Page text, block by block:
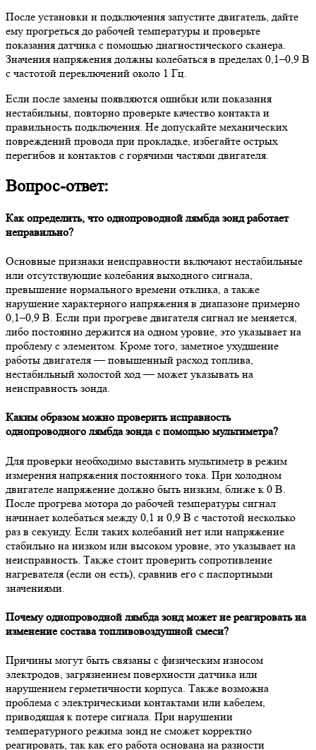
После установки и подключения запустите двигатель, дайте
ему прогреться до рабочей температуры и проверьте
показания датчика с помощью диагностического сканера.
Значения напряжения должны колебаться в пределах 0,1–0,9 В
с частотой переключений около 1 Гц.
Если после замены появляются ошибки или показания
нестабильны, повторно проверьте качество контакта и
правильность подключения. Не допускайте механических
повреждений провода при прокладке, избегайте острых
перегибов и контактов с горячими частями двигателя.
Вопрос-ответ:
Как определить, что однопроводной лямбда зонд работает
неправильно?
Основные признаки неисправности включают нестабильные
или отсутствующие колебания выходного сигнала,
превышение нормального времени отклика, а также
нарушение характерного напряжения в диапазоне примерно
0,1–0,9 В. Если при прогреве двигателя сигнал не меняется,
либо постоянно держится на одном уровне, это указывает на
проблему с элементом. Кроме того, заметное ухудшение
работы двигателя — повышенный расход топлива,
нестабильный холостой ход — может указывать на
неисправность зонда.
Каким образом можно проверить исправность
однопроводного лямбда зонда с помощью мультиметра?
Для проверки необходимо выставить мультиметр в режим
измерения напряжения постоянного тока. При холодном
двигателе напряжение должно быть низким, ближе к 0 В.
После прогрева мотора до рабочей температуры сигнал
начинает колебаться между 0,1 и 0,9 В с частотой несколько
раз в секунду. Если таких колебаний нет или напряжение
стабильно на низком или высоком уровне, это указывает на
неисправность. Также стоит проверить сопротивление
нагревателя (если он есть), сравнив его с паспортными
значениями.
Почему однопроводной лямбда зонд может не реагировать на
изменение состава топливовоздушной смеси?
Причины могут быть связаны с физическим износом
электродов, загрязнением поверхности датчика или
нарушением герметичности корпуса. Также возможна
проблема с электрическими контактами или кабелем,
приводящая к потере сигнала. При нарушении
температурного режима зонд не сможет корректно
реагировать, так как его работа основана на разности